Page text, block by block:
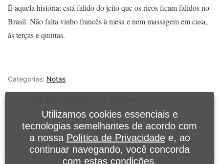
É aquela história: está falido do jeito que os ricos ficam falidos no
Brasil. Não falta vinho francês à mesa e nem massagem em casa,
às terças e quintas.
Categorias: Notas
Utilizamos cookies essenciais e
tecnologias semelhantes de acordo com
a nossa Política de Privacidadee, ao
continuar navegando, você concorda
com estas condições.